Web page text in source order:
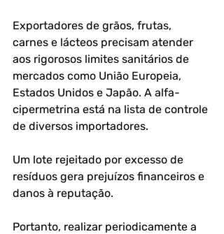
Exportadores de grãos, frutas,
carnes e lácteos precisam atender
aos rigorosos limites sanitários de
mercados como União Europeia,
Estados Unidos e Japão. A alfa-
cipermetrina está na lista de controle
de diversos importadores.
Um lote rejeitado por excesso de
resíduos gera prejuízos financeiros e
danos à reputação.
Portanto, realizar periodicamente a